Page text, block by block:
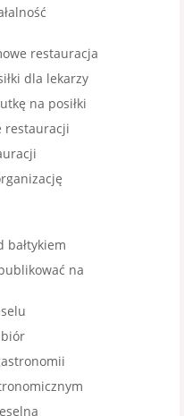
restauracja
dla lekarzy
na posiłki
restauracji
bałtykiem
na